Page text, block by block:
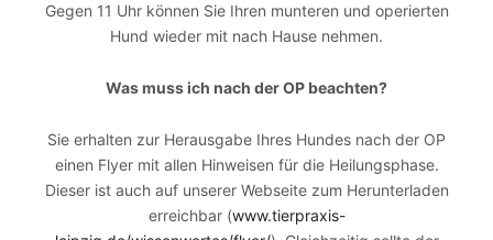
Gegen 11 Uhr können Sie Ihren munteren und operierten
Hund wieder mit nach Hause nehmen.
Was muss ich nach der OP beachten?
Sie erhalten zur Herausgabe Ihres Hundes nach der OP
einen Flyer mit allen Hinweisen für die Heilungsphase.
Dieser ist auch auf unserer Webseite zum Herunterladen
erreichbar (www.tierpraxis-